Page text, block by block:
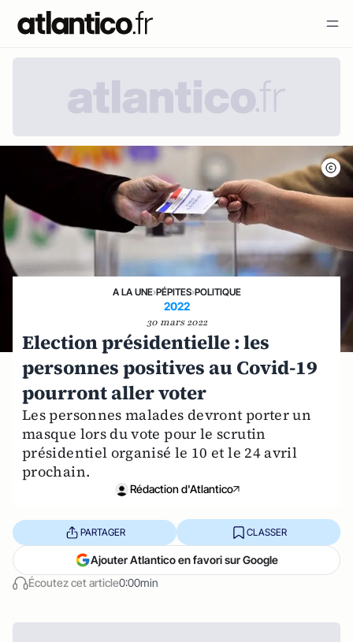
A LA UNE›PÉPITES›POLITIQUE
2022
30 mars 2022
Election présidentielle : les
personnes positives au Covid-19
pourront aller voter
Les personnes malades devront porter un
masque lors du vote pour le scrutin
présidentiel organisé le 10 et le 24 avril
prochain.
Rédaction d'Atlantico
Écoutez cet article0:00min
PARTAGER CLASSER
Ajouter Atlantico en favori sur Google